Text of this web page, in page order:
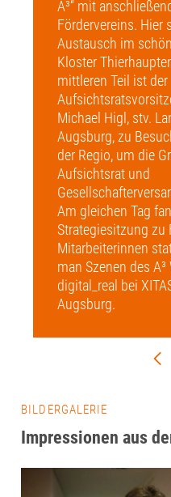
A³“ mit
Fördervereins. Hier
Austausch im
Kloster
mittleren Teil ist der
Michael Higl, stv.
Augsburg, zu
der Regio, um die
Aufsichtsrat und
Am gleichen Tag
Strategiesitzung zu
Mitarbeiterinnen
man Szenen des
digital_real bei
Augsburg.
BILDERGALERIE
Impressionen aus